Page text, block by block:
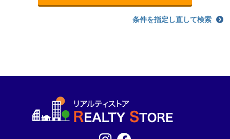
条件を指定し直して検索